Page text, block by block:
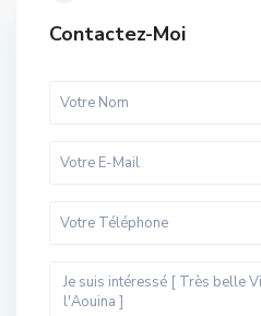
Contactez-Moi